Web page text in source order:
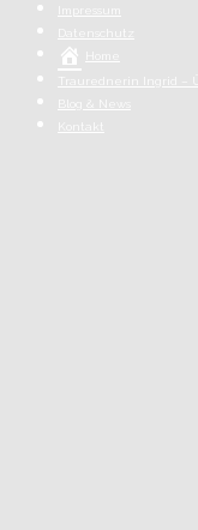
Impressum
Home
Traurednerin Ingrid –
Blog & News